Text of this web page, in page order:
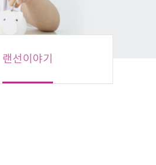
랜선이야기